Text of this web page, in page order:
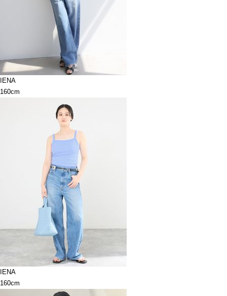
IENA
160cm
IENA
160cm